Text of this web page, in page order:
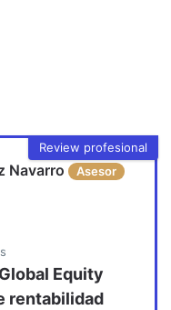
Review profesional
Navarro
Asesor
Equity
rentabilidad